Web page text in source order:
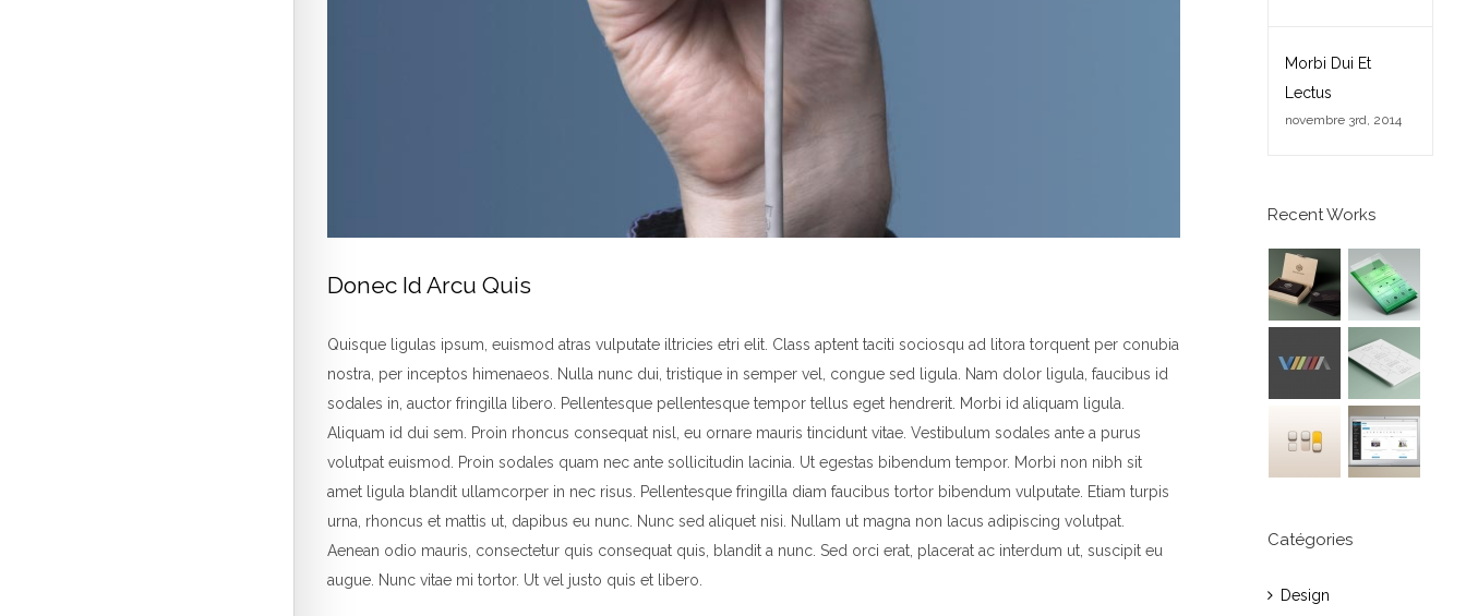
Donec Id Arcu Quis
Quisque ligulas ipsum, euismod atras vulputate iltricies etri elit. Class aptent taciti sociosqu ad litora torquent per conubia
nostra, per inceptos himenaeos. Nulla nunc dui, tristique in semper vel, congue sed ligula. Nam dolor ligula, faucibus id
sodales in, auctor fringilla libero. Pellentesque pellentesque tempor tellus eget hendrerit. Morbi id aliquam ligula.
Aliquam id dui sem. Proin rhoncus consequat nisl, eu ornare mauris tincidunt vitae. Vestibulum sodales ante a purus
volutpat euismod. Proin sodales quam nec ante sollicitudin lacinia. Ut egestas bibendum tempor. Morbi non nibh sit
amet ligula blandit ullamcorper in nec risus. Pellentesque fringilla diam faucibus tortor bibendum vulputate. Etiam turpis
urna, rhoncus et mattis ut, dapibus eu nunc. Nunc sed aliquet nisi. Nullam ut magna non lacus adipiscing volutpat.
Aenean odio mauris, consectetur quis consequat quis, blandit a nunc. Sed orci erat, placerat ac interdum ut, suscipit eu
augue. Nunc vitae mi tortor. Ut vel justo quis et libero.
Morbi Dui Et
Lectus
novembre 3rd, 2014
Recent Works
Catégories
Design